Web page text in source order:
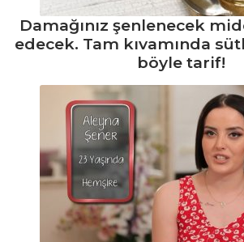
Damağınız şenlenecek
edecek. Tam kıvamında
böyle tarif!